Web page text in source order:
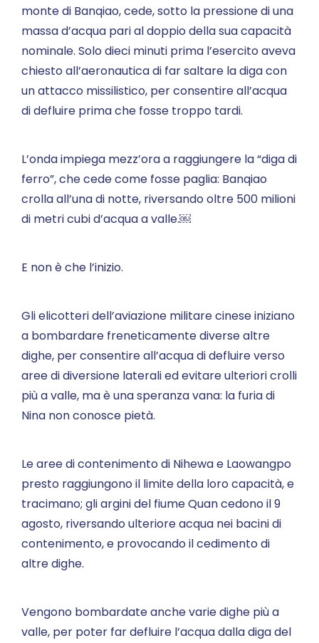
monte di Banqiao, cede, sotto la pressione di una
massa d’acqua pari al doppio della sua capacità
nominale. Solo dieci minuti prima l’esercito aveva
chiesto all’aeronautica di far saltare la diga con
un attacco missilistico, per consentire all’acqua
di defluire prima che fosse troppo tardi.
L’onda impiega mezz’ora a raggiungere la “diga di
ferro”, che cede come fosse paglia: Banqiao
crolla all’una di notte, riversando oltre 500 milioni
di metri cubi d’acqua a valle.￼
E non è che l’inizio.
Gli elicotteri dell’aviazione militare cinese iniziano
a bombardare freneticamente diverse altre
dighe, per consentire all’acqua di defluire verso
aree di diversione laterali ed evitare ulteriori crolli
più a valle, ma è una speranza vana: la furia di
Nina non conosce pietà.
Le aree di contenimento di Nihewa e Laowangpo
presto raggiungono il limite della loro capacità, e
tracimano; gli argini del fiume Quan cedono il 9
agosto, riversando ulteriore acqua nei bacini di
contenimento, e provocando il cedimento di
altre dighe.
Vengono bombardate anche varie dighe più a
valle, per poter far defluire l’acqua dalla diga del